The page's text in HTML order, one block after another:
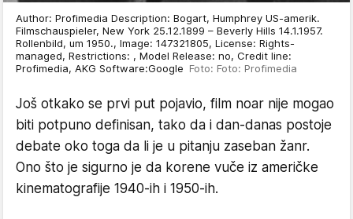
Author: Profimedia Description: Bogart, Humphrey US-amerik.
Filmschauspieler, New York 25.12.1899 – Beverly Hills 14.1.1957.
Rollenbild, um 1950., Image: 147321805, License: Rights-
managed, Restrictions: , Model Release: no, Credit line:
Profimedia, AKG Software:Google Foto: Foto: Profimedia
Još otkako se prvi put pojavio, film noar nije mogao
biti potpuno definisan, tako da i dan-danas postoje
debate oko toga da li je u pitanju zaseban žanr.
Ono što je sigurno je da korene vuče iz američke
kinematografije 1940-ih i 1950-ih.